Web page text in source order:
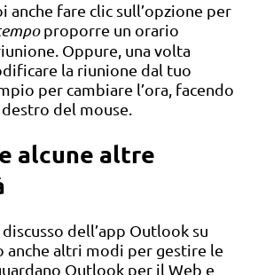
anche fare clic sull’opzione per
proporre un orario
Oppure, una volta
la riunione dal tuo
per cambiare l’ora, facendo
del mouse.
alcune altre
dell’app Outlook su
anche altri modi per gestire le
Outlook per il Web e